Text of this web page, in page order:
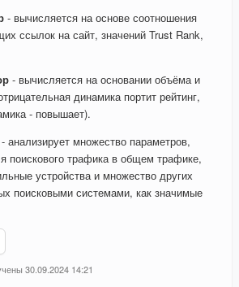
- вычисляется на основе соотношения
ссылок на сайт, значений Trust Rank,
- вычисляется на основании объёма и
динамика портит рейтинг,
- повышает).
- анализирует множество параметров,
поискового трафика в общем трафике,
устройства и множество других
поисковыми системами, как значимые
30.09.2024 14:21